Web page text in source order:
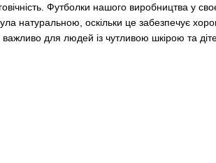
Футболки нашого виробництва у
натуральною, оскільки це забезпечує
для людей із чутливою шкірою та